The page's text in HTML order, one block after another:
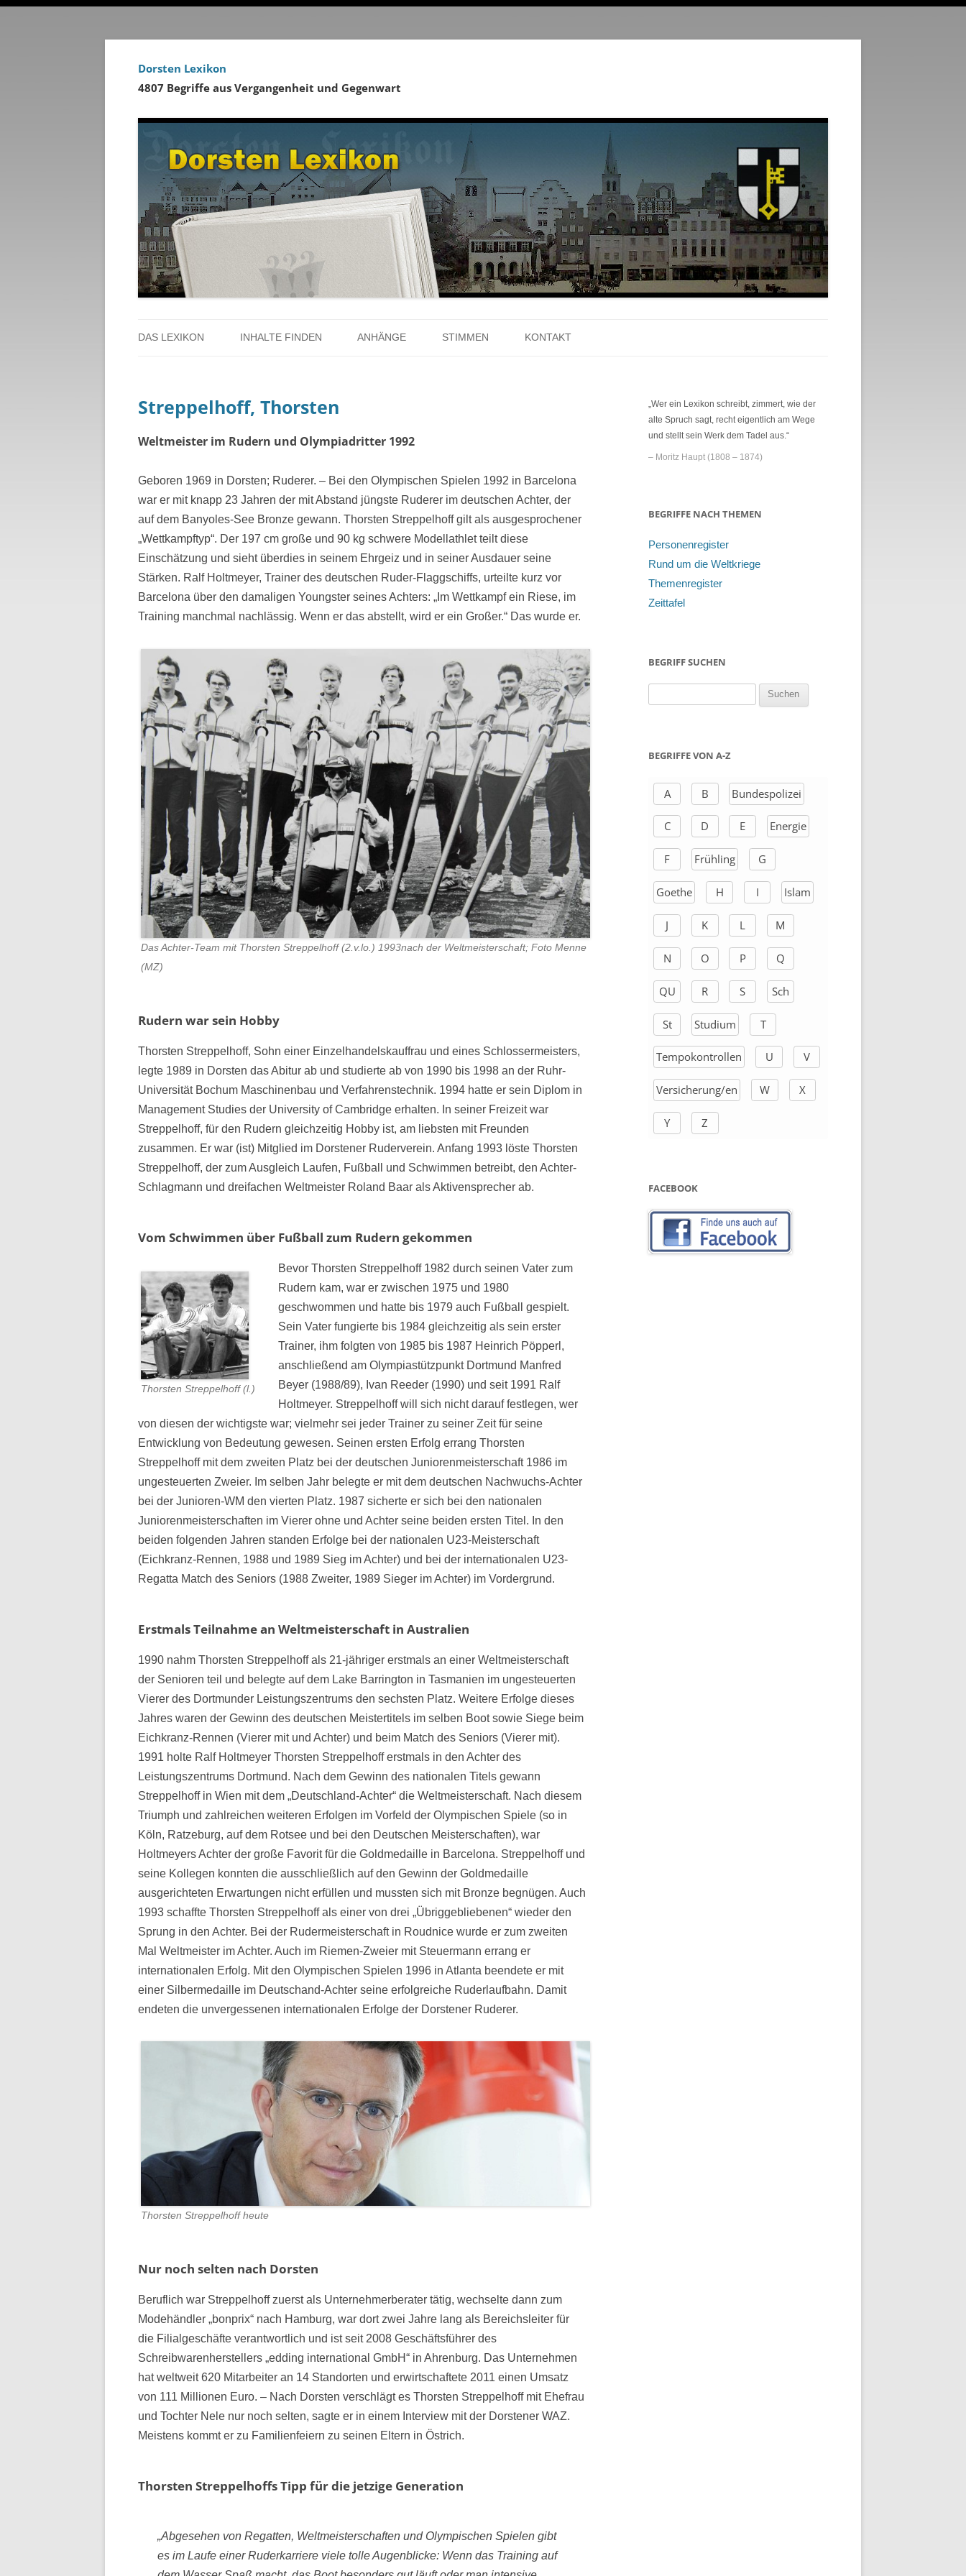
Dorsten Lexikon
4807 Begriffe aus Vergangenheit und Gegenwart
zum
DAS LEXIKON
ÜBER DAS PROJEKT
INHALTE FINDEN
PERSONENREGISTER
RUND UM DIE WELTKRIEGE
ZEITTAFEL
ANHÄNGE
LINKS
STIMMEN KONTAKT
Streppelhoff, Thorsten
Weltmeister im Rudern und Olympiadritter 1992
Geboren 1969 in Dorsten; Ruderer. – Bei den Olympischen Spielen 1992 in Barcelona
war er mit knapp 23 Jahren der mit Abstand jüngste Ruderer im deutschen Achter, der
auf dem Banyoles-See Bronze gewann. Thorsten Streppelhoff gilt als ausgesprochener
„Wettkampftyp“. Der 197 cm große und 90 kg schwere Modellathlet teilt diese
Einschätzung und sieht überdies in seinem Ehrgeiz und in seiner Ausdauer seine
Stärken. Ralf Holtmeyer, Trainer des deutschen Ruder-Flaggschiffs, urteilte kurz vor
Barcelona über den damaligen Youngster seines Achters: „Im Wettkampf ein Riese, im
Training manchmal nachlässig. Wenn er das abstellt, wird er ein Großer.“ Das wurde er.
Das Achter-Team mit Thorsten Streppelhoff (2.v.lo.) 1993nach der Weltmeisterschaft; Foto Menne
(MZ)
Rudern war sein Hobby
Thorsten Streppelhoff, Sohn einer Einzelhandelskauffrau und eines Schlossermeisters,
legte 1989 in Dorsten das Abitur ab und studierte ab von 1990 bis 1998 an der Ruhr-
Universität Bochum Maschinenbau und Verfahrenstechnik. 1994 hatte er sein Diplom in
Management Studies der University of Cambridge erhalten. In seiner Freizeit war
Streppelhoff, für den Rudern gleichzeitig Hobby ist, am liebsten mit Freunden
zusammen. Er war (ist) Mitglied im Dorstener Ruderverein. Anfang 1993 löste Thorsten
Streppelhoff, der zum Ausgleich Laufen, Fußball und Schwimmen betreibt, den Achter-
Schlagmann und dreifachen Weltmeister Roland Baar als Aktivensprecher ab.
Vom Schwimmen über Fußball zum Rudern gekommen
Thorsten Streppelhoff (l.)
Bevor Thorsten Streppelhoff 1982 durch seinen Vater zum
Rudern kam, war er zwischen 1975 und 1980
geschwommen und hatte bis 1979 auch Fußball gespielt.
Sein Vater fungierte bis 1984 gleichzeitig als sein erster
Trainer, ihm folgten von 1985 bis 1987 Heinrich Pöpperl,
anschließend am Olympiastützpunkt Dortmund Manfred
Beyer (1988/89), Ivan Reeder (1990) und seit 1991 Ralf
Holtmeyer. Streppelhoff will sich nicht darauf festlegen, wer
von diesen der wichtigste war; vielmehr sei jeder Trainer zu seiner Zeit für seine
Entwicklung von Bedeutung gewesen. Seinen ersten Erfolg errang Thorsten
Streppelhoff mit dem zweiten Platz bei der deutschen Juniorenmeisterschaft 1986 im
ungesteuerten Zweier. Im selben Jahr belegte er mit dem deutschen Nachwuchs-Achter
bei der Junioren-WM den vierten Platz. 1987 sicherte er sich bei den nationalen
Juniorenmeisterschaften im Vierer ohne und Achter seine beiden ersten Titel. In den
beiden folgenden Jahren standen Erfolge bei der nationalen U23-Meisterschaft
(Eichkranz-Rennen, 1988 und 1989 Sieg im Achter) und bei der internationalen U23-
Regatta Match des Seniors (1988 Zweiter, 1989 Sieger im Achter) im Vordergrund.
Erstmals Teilnahme an Weltmeisterschaft in Australien
1990 nahm Thorsten Streppelhoff als 21-jähriger erstmals an einer Weltmeisterschaft
der Senioren teil und belegte auf dem Lake Barrington in Tasmanien im ungesteuerten
Vierer des Dortmunder Leistungszentrums den sechsten Platz. Weitere Erfolge dieses
Jahres waren der Gewinn des deutschen Meistertitels im selben Boot sowie Siege beim
Eichkranz-Rennen (Vierer mit und Achter) und beim Match des Seniors (Vierer mit).
1991 holte Ralf Holtmeyer Thorsten Streppelhoff erstmals in den Achter des
Leistungszentrums Dortmund. Nach dem Gewinn des nationalen Titels gewann
Streppelhoff in Wien mit dem „Deutschland-Achter“ die Weltmeisterschaft. Nach diesem
Triumph und zahlreichen weiteren Erfolgen im Vorfeld der Olympischen Spiele (so in
Köln, Ratzeburg, auf dem Rotsee und bei den Deutschen Meisterschaften), war
Holtmeyers Achter der große Favorit für die Goldmedaille in Barcelona. Streppelhoff und
seine Kollegen konnten die ausschließlich auf den Gewinn der Goldmedaille
ausgerichteten Erwartungen nicht erfüllen und mussten sich mit Bronze begnügen. Auch
1993 schaffte Thorsten Streppelhoff als einer von drei „Übriggebliebenen“ wieder den
Sprung in den Achter. Bei der Rudermeisterschaft in Roudnice wurde er zum zweiten
Mal Weltmeister im Achter. Auch im Riemen-Zweier mit Steuermann errang er
internationalen Erfolg. Mit den Olympischen Spielen 1996 in Atlanta beendete er mit
einer Silbermedaille im Deutschand-Achter seine erfolgreiche Ruderlaufbahn. Damit
endeten die unvergessenen internationalen Erfolge der Dorstener Ruderer.
Thorsten Streppelhoff heute
Nur noch selten nach Dorsten
Beruflich war Streppelhoff zuerst als Unternehmerberater tätig, wechselte dann zum
Modehändler „bonprix“ nach Hamburg, war dort zwei Jahre lang als Bereichsleiter für
die Filialgeschäfte verantwortlich und ist seit 2008 Geschäftsführer des
Schreibwarenherstellers „edding international GmbH“ in Ahrenburg. Das Unternehmen
hat weltweit 620 Mitarbeiter an 14 Standorten und erwirtschaftete 2011 einen Umsatz
von 111 Millionen Euro. – Nach Dorsten verschlägt es Thorsten Streppelhoff mit Ehefrau
und Tochter Nele nur noch selten, sagte er in einem Interview mit der Dorstener WAZ.
Meistens kommt er zu Familienfeiern zu seinen Eltern in Östrich.
Thorsten Streppelhoffs Tipp für die jetzige Generation
„Abgesehen von Regatten, Weltmeisterschaften und Olympischen Spielen gibt
es im Laufe einer Ruderkarriere viele tolle Augenblicke: Wenn das Training auf
„Wer ein Lexikon schreibt, zimmert, wie der
alte Spruch sagt, recht eigentlich am Wege
und stellt sein Werk dem Tadel aus.“
– Moritz Haupt (1808 – 1874)
BEGRIFFE NACH THEMEN
Personenregister
Rund um die Weltkriege
Themenregister
Zeittafel
BEGRIFF SUCHEN
h
h
BEGRIFFE VON A-Z
A B Bundespolizei
C D E Energie
F Frühling G
Goethe H I Islam
J K L M
N O P Q
QU R S Sch
St Studium T
Tempokontrollen U V
Versicherung/en W X
Y Z
FACEBOOK